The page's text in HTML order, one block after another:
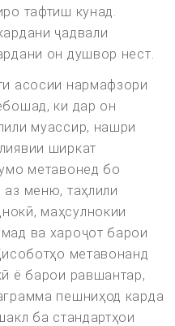
тафтиш кунад.
ҷадвали
он душвор нест.
асосии нармафзори
ки дар он
муассир, нашри
ширкат
метавонед бо
меню, таҳлили
маҳсулнокии
ва хароҷот барои
метавонанд
ё барои равшантар,
пешниҳод карда
ба стандартҳои